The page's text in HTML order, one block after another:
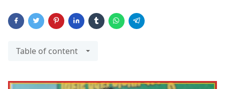
Table of content